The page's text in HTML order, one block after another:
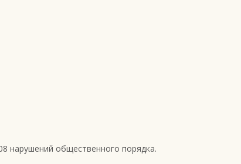
нарушений общественного порядка.